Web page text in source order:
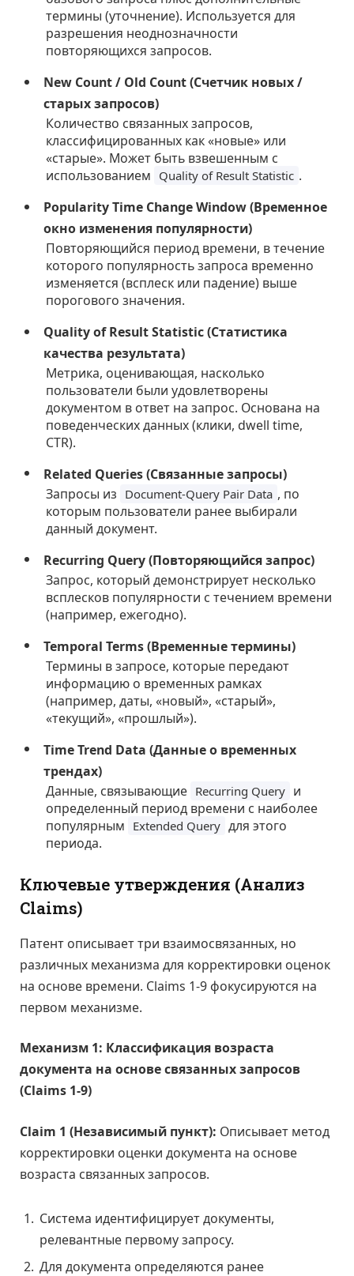
термины (уточнение). Используется для
разрешения неоднозначности
повторяющихся запросов.
New Count / Old Count (Счетчик новых /
старых запросов)
Количество связанных запросов,
классифицированных как «новые» или
«старые». Может быть взвешенным с
использованием Quality of Result Statistic .
Popularity Time Change Window (Временное
окно изменения популярности)
Повторяющийся период времени, в течение
которого популярность запроса временно
изменяется (всплеск или падение) выше
порогового значения.
Quality of Result Statistic (Статистика
качества результата)
Метрика, оценивающая, насколько
пользователи были удовлетворены
документом в ответ на запрос. Основана на
поведенческих данных (клики, dwell time,
CTR).
Related Queries (Связанные запросы)
Запросы из Document-Query Pair Data , по
которым пользователи ранее выбирали
данный документ.
Recurring Query (Повторяющийся запрос)
Запрос, который демонстрирует несколько
всплесков популярности с течением времени
(например, ежегодно).
Temporal Terms (Временные термины)
Термины в запросе, которые передают
информацию о временных рамках
(например, даты, «новый», «старый»,
«текущий», «прошлый»).
Time Trend Data (Данные о временных
трендах)
Данные, связывающие Recurring Query и
определенный период времени с наиболее
популярным Extended Query для этого
периода.
Ключевые утверждения (Анализ
Claims)
Патент описывает три взаимосвязанных, но
различных механизма для корректировки оценок
на основе времени. Claims 1-9 фокусируются на
первом механизме.
Механизм 1: Классификация возраста
документа на основе связанных запросов
(Claims 1-9)
Claim 1 (Независимый пункт): Описывает метод
корректировки оценки документа на основе
возраста связанных запросов.
Система идентифицирует документы,
релевантные первому запросу.
Для документа определяются ранее